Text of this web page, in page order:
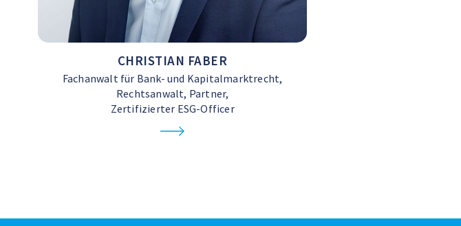
CHRISTIAN FABER
Fachanwalt für Bank- und Kapitalmarktrecht,
Rechtsanwalt, Partner,
Zertifizierter ESG-Officer